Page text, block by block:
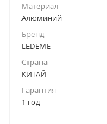
Материал
Алюминий
Бренд
LEDEME
Страна
КИТАЙ
Гарантия
1 год